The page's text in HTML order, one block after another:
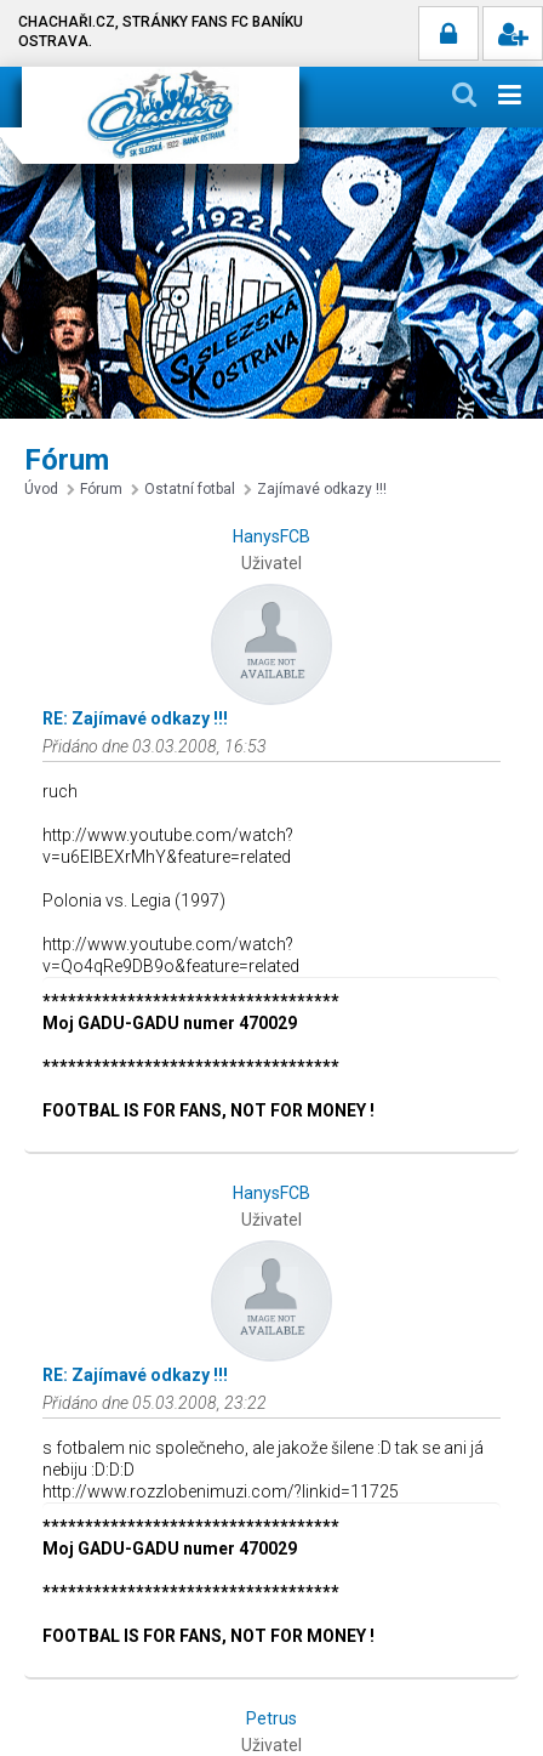
CHACHAŘI.CZ, STRÁNKY FANS FC BANÍKU
OSTRAVA.
Fórum
Úvod Fórum Ostatní fotbal Zajímavé odkazy !!!
HanysFCB
Uživatel
RE: Zajímavé odkazy !!!
Přidáno dne 03.03.2008, 16:53
ruch
http://www.youtube.com/watch?
v=u6ElBEXrMhY&feature=related
Polonia vs. Legia (1997)
http://www.youtube.com/watch?
v=Qo4qRe9DB9o&feature=related
***********************************
Moj GADU-GADU numer 470029
***********************************
FOOTBAL IS FOR FANS, NOT FOR MONEY !
HanysFCB
Uživatel
RE: Zajímavé odkazy !!!
Přidáno dne 05.03.2008, 23:22
s fotbalem nic společneho, ale jakože šilene :D tak se ani já
nebiju :D:D:D
http://www.rozzlobenimuzi.com/?linkid=11725
***********************************
Moj GADU-GADU numer 470029
***********************************
FOOTBAL IS FOR FANS, NOT FOR MONEY !
Petrus
Uživatel